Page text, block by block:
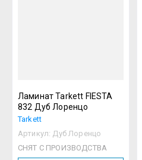
Ламинат Tarkett FIESTA
832 Дуб Лоренцо
Tarkett
Артикул: Дуб Лоренцо
СНЯТ С ПРОИЗВОДСТВА